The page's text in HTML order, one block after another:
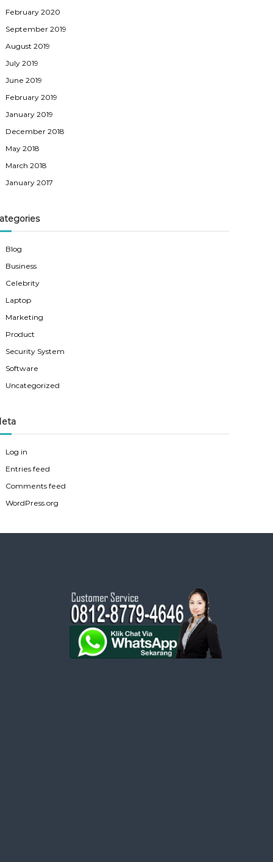
February 2020
September 2019
August 2019
July 2019
June 2019
February 2019
January 2019
December 2018
May 2018
March 2018
January 2017
Blog
Business
Celebrity
Laptop
Marketing
Product
Security System
Software
Uncategorized
Log in
Entries feed
Comments feed
WordPress.org